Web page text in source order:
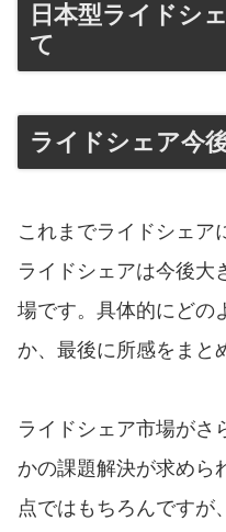
日本型ライドシ
て
ライドシェア今
これまでライドシェア
ライドシェアは今後大
場です。具体的にどの
か、最後に所感をまと
ライドシェア市場がさ
かの課題解決が求めら
点ではもちろんですが